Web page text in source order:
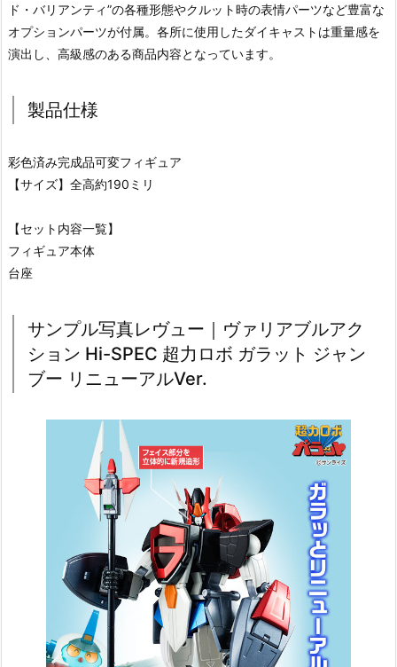
ド・バリアンティ”の各種形態やクルット時の表情パーツなど豊富な
オプションパーツが付属。各所に使用したダイキャストは重量感を
演出し、高級感のある商品内容となっています。
製品仕様
彩色済み完成品可変フィギュア
【サイズ】全高約190ミリ
【セット内容一覧】
フィギュア本体
台座
サンプル写真レヴュー｜ヴァリアブルアク
ション Hi-SPEC 超力ロボ ガラット ジャン
ブー リニューアルVer.